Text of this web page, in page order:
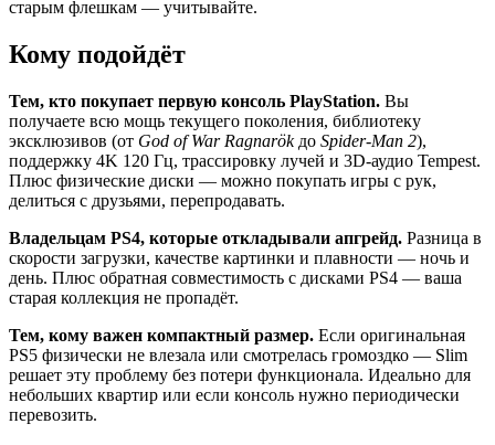
старым флешкам — учитывайте.
Кому подойдёт
Тем, кто покупает первую консоль PlayStation. Вы
получаете всю мощь текущего поколения, библиотеку
эксклюзивов (от God of War Ragnarökдо Spider-Man 2),
поддержку 4K 120 Гц, трассировку лучей и 3D-аудио Tempest.
Плюс физические диски — можно покупать игры с рук,
делиться с друзьями, перепродавать.
Владельцам PS4, которые откладывали апгрейд. Разница в
скорости загрузки, качестве картинки и плавности — ночь и
день. Плюс обратная совместимость с дисками PS4 — ваша
старая коллекция не пропадёт.
Тем, кому важен компактный размер. Если оригинальная
PS5 физически не влезала или смотрелась громоздко — Slim
решает эту проблему без потери функционала. Идеально для
небольших квартир или если консоль нужно периодически
перевозить.